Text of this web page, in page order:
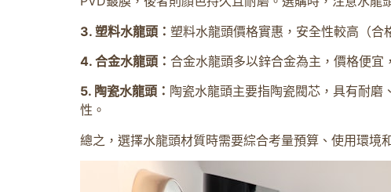
3. 塑料水龍頭： 塑料水龍頭價格實惠，安全性較高（合
4. 合金水龍頭： 合金水龍頭多以鋅合金為主，價格便宜
5. 陶瓷水龍頭： 陶瓷水龍頭主要指陶瓷閥芯，具有耐
性。
總之，選擇水龍頭材質時需要綜合考量預算、使用環境